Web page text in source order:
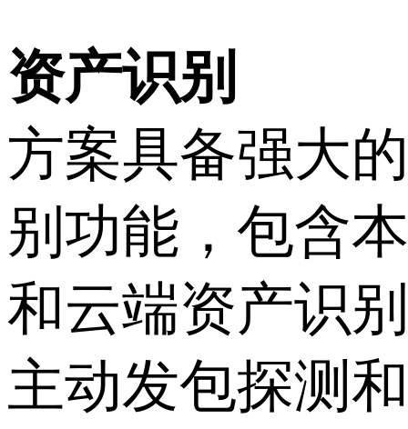
资产识别
方案具备强大
别功能，包含
和云端资产识
主动发包探测